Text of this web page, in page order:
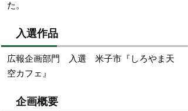
た。
入選作品
広報企画部門 入選 米子市『しろやま天
空カフェ』
企画概要